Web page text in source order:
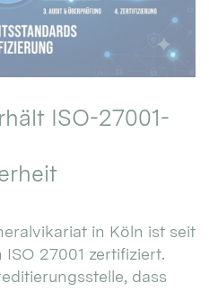
ISO-27001-
in Köln ist seit
27001 zertifiziert.
dass